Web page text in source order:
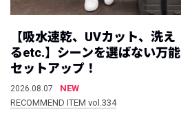
【吸水速乾、UVカット、洗え
るetc.】シーンを選ばない万能
セットアップ！
2026.08.07
NEW
RECOMMEND ITEM vol.334